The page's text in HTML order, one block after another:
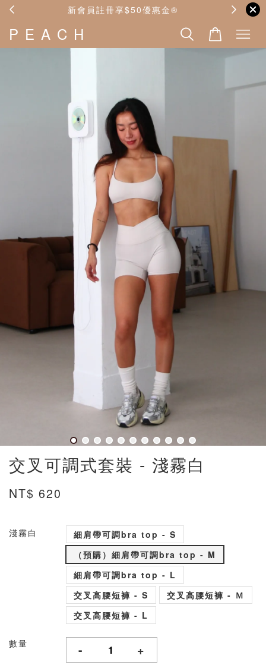
新會員註冊享$50優惠金®️
P E A C H
交叉可調式套裝 - 淺霧白
NT$ 620
淺霧白
細肩帶可調bra top - S
（預購）細肩帶可調bra top - M
細肩帶可調bra top - L
交叉高腰短褲 - S
交叉高腰短褲 - Ｍ
交叉高腰短褲 - L
數量 - +